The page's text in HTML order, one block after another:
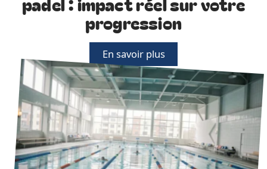
progression
En savoir plus